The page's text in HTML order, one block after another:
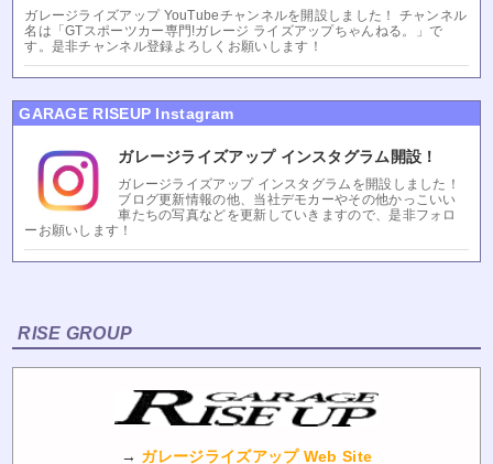
ガレージライズアップ YouTubeチャンネルを開設しました！ チャンネル
名は「GTスポーツカー専門!ガレージ ライズアップちゃんねる。」で
す。是非チャンネル登録よろしくお願いします！
GARAGE RISEUP Instagram
ガレージライズアップ インスタグラム開設！
ガレージライズアップ インスタグラムを開設しました！
ブログ更新情報の他、当社デモカーやその他かっこいい
車たちの写真などを更新していきますので、是非フォロ
ーお願いします！
RISE GROUP
→ ガレージライズアップ Web Site